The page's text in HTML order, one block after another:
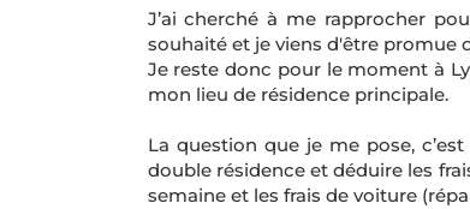
J’ai cherché à me rapprocher
souhaité et je viens d'être promue
Je reste donc pour le moment à
mon lieu de résidence principale.
La question que je me pose,
double résidence et déduire les
semaine et les frais de voiture